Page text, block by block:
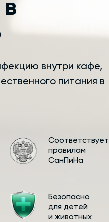
внутри кафе,
питания в
Соответствует
правилам
СанПиНа
Безопасно
для детей
и животных